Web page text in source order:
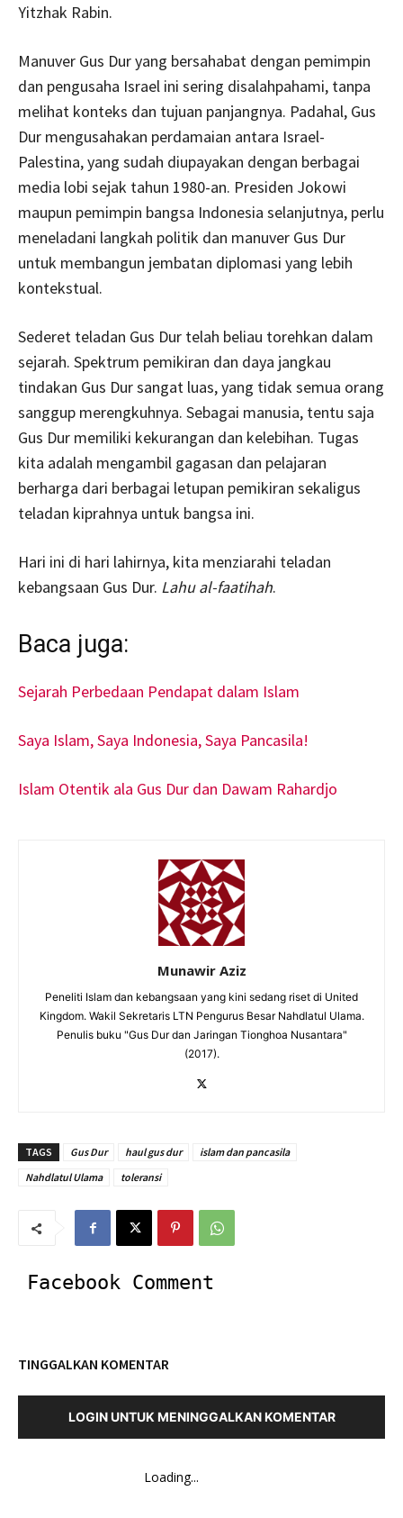
Yitzhak Rabin.
Manuver Gus Dur yang bersahabat dengan pemimpin
dan pengusaha Israel ini sering disalahpahami, tanpa
melihat konteks dan tujuan panjangnya. Padahal, Gus
Dur mengusahakan perdamaian antara Israel-
Palestina, yang sudah diupayakan dengan berbagai
media lobi sejak tahun 1980-an. Presiden Jokowi
maupun pemimpin bangsa Indonesia selanjutnya, perlu
meneladani langkah politik dan manuver Gus Dur
untuk membangun jembatan diplomasi yang lebih
kontekstual.
Sederet teladan Gus Dur telah beliau torehkan dalam
sejarah. Spektrum pemikiran dan daya jangkau
tindakan Gus Dur sangat luas, yang tidak semua orang
sanggup merengkuhnya. Sebagai manusia, tentu saja
Gus Dur memiliki kekurangan dan kelebihan. Tugas
kita adalah mengambil gagasan dan pelajaran
berharga dari berbagai letupan pemikiran sekaligus
teladan kiprahnya untuk bangsa ini.
Hari ini di hari lahirnya, kita menziarahi teladan
kebangsaan Gus Dur. Lahu al-faatihah.
Baca juga:
Sejarah Perbedaan Pendapat dalam Islam
Saya Islam, Saya Indonesia, Saya Pancasila!
Islam Otentik ala Gus Dur dan Dawam Rahardjo
Munawir Aziz
Peneliti Islam dan kebangsaan yang kini sedang riset di United
Kingdom. Wakil Sekretaris LTN Pengurus Besar Nahdlatul Ulama.
Penulis buku "Gus Dur dan Jaringan Tionghoa Nusantara"
(2017).
TAGS Gus Dur haul gus dur
islam dan pancasila
Nahdlatul Ulama
toleransi
Facebook Comment
TINGGALKAN KOMENTAR
LOGIN UNTUK MENINGGALKAN KOMENTAR
Loading...